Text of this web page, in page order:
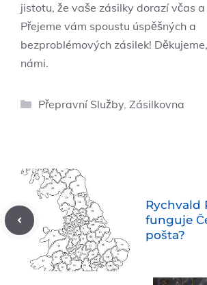
jistotu, že vaše zásilky dorazí včas
Přejeme vám spoustu úspěšných a
bezproblémových zásilek!
námi.
Rubriky
Přepravní Služby, Zásilkovna
Rychvald
funguje
pošta?